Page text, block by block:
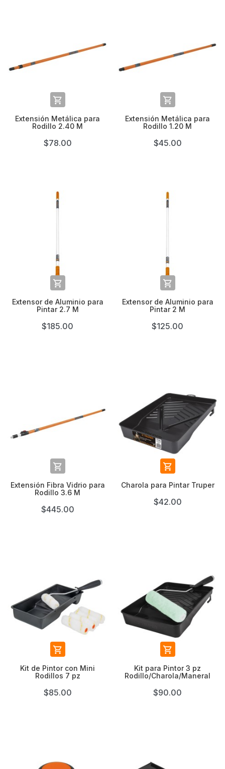

Extensión Metálica para
Rodillo 2.40 M
$78.00

Extensión Metálica para
Rodillo 1.20 M
$45.00

Extensor de Aluminio para
Pintar 2.7 M
$185.00

Extensor de Aluminio para
Pintar 2 M
$125.00

Extensión Fibra Vidrio para
Rodillo 3.6 M
$445.00

Charola para Pintar Truper
$42.00

Kit de Pintor con Mini
Rodillos 7 pz
$85.00

Kit para Pintor 3 pz
Rodillo/Charola/Maneral
$90.00